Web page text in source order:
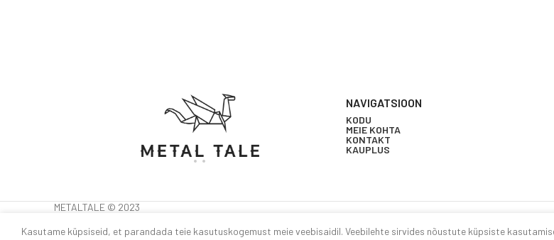
NAVIGATSIOON
KODU
MEIE KOHTA
KONTAKT
KAUPLUS
METALTALE © 2023
Kasutame küpsiseid, et parandada teie kasutuskogemust meie veebisaidil. Veebilehte sirvides nõustute küpsiste